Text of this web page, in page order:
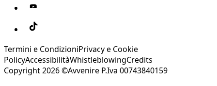
Termini e CondizioniPrivacy e Cookie
PolicyAccessibilitàWhistleblowingCredits
Copyright 2026 ©Avvenire P.Iva 00743840159